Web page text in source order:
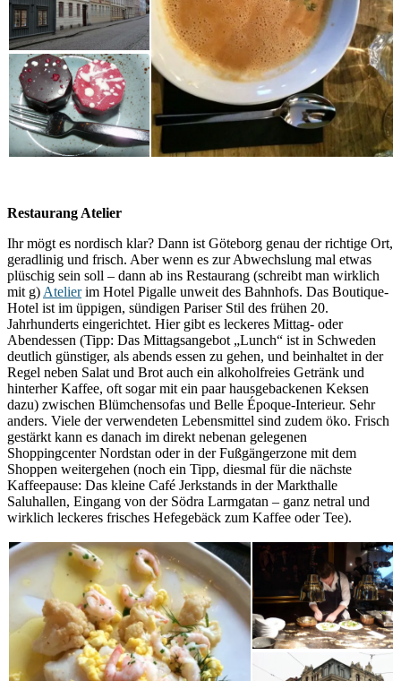
Restaurang Atelier
Ihr mögt es nordisch klar? Dann ist Göteborg genau der richtige Ort,
geradlinig und frisch. Aber wenn es zur Abwechslung mal etwas
plüschig sein soll – dann ab ins Restaurang (schreibt man wirklich
mit g) Atelierim Hotel Pigalle unweit des Bahnhofs. Das Boutique-
Hotel ist im üppigen, sündigen Pariser Stil des frühen 20.
Jahrhunderts eingerichtet. Hier gibt es leckeres Mittag- oder
Abendessen (Tipp: Das Mittagsangebot „Lunch“ ist in Schweden
deutlich günstiger, als abends essen zu gehen, und beinhaltet in der
Regel neben Salat und Brot auch ein alkoholfreies Getränk und
hinterher Kaffee, oft sogar mit ein paar hausgebackenen Keksen
dazu) zwischen Blümchensofas und Belle Époque-Interieur. Sehr
anders. Viele der verwendeten Lebensmittel sind zudem öko. Frisch
gestärkt kann es danach im direkt nebenan gelegenen
Shoppingcenter Nordstan oder in der Fußgängerzone mit dem
Shoppen weitergehen (noch ein Tipp, diesmal für die nächste
Kaffeepause: Das kleine Café Jerkstands in der Markthalle
Saluhallen, Eingang von der Södra Larmgatan – ganz netral und
wirklich leckeres frisches Hefegebäck zum Kaffee oder Tee).